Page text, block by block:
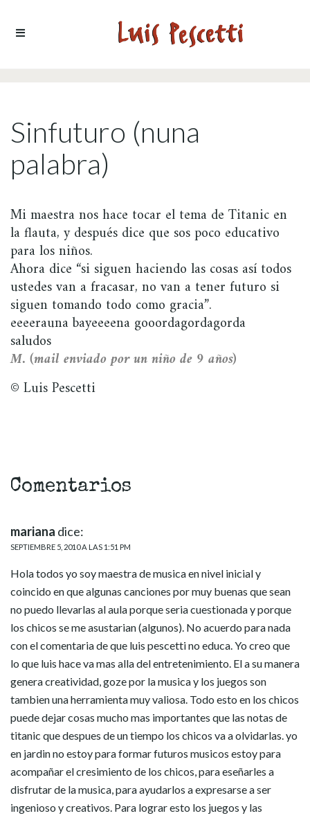
Sinfuturo (nuna
palabra)
Mi maestra nos hace tocar el tema de Titanic en
la flauta, y después dice que sos poco educativo
para los niños.
Ahora dice “si siguen haciendo las cosas así todos
ustedes van a fracasar, no van a tener futuro si
siguen tomando todo como gracia”.
eeeerauna bayeeeena gooordagordagorda
saludos
M. (mail enviado por un niño de 9 años)
© Luis Pescetti
Comentarios
mariana dice:
SEPTIEMBRE 5, 2010 A LAS 1:51 PM
Hola todos yo soy maestra de musica en nivel inicial y
coincido en que algunas canciones por muy buenas que sean
no puedo llevarlas al aula porque seria cuestionada y porque
los chicos se me asustarian (algunos). No acuerdo para nada
con el comentaria de que luis pescetti no educa. Yo creo que
lo que luis hace va mas alla del entretenimiento. El a su manera
genera creatividad, goze por la musica y los juegos son
tambien una herramienta muy valiosa. Todo esto en los chicos
puede dejar cosas mucho mas importantes que las notas de
titanic que despues de un tiempo los chicos va a olvidarlas. yo
en jardin no estoy para formar futuros musicos estoy para
acompañar el cresimiento de los chicos, para eseñarles a
disfrutar de la musica, para ayudarlos a expresarse a ser
ingenioso y creativos. Para lograr esto los juegos y las